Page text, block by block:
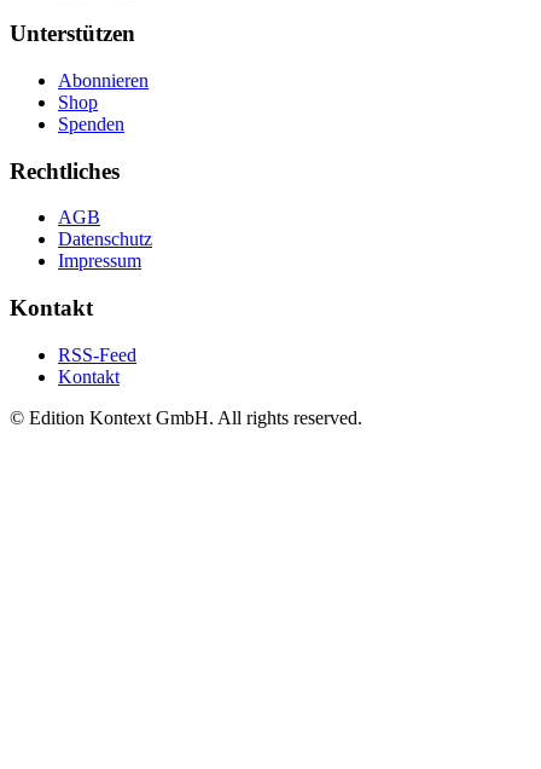
Unterstützen
Abonnieren
Shop
Spenden
Rechtliches
AGB
Datenschutz
Impressum
Kontakt
RSS-Feed
Kontakt
© Edition Kontext GmbH. All rights reserved.